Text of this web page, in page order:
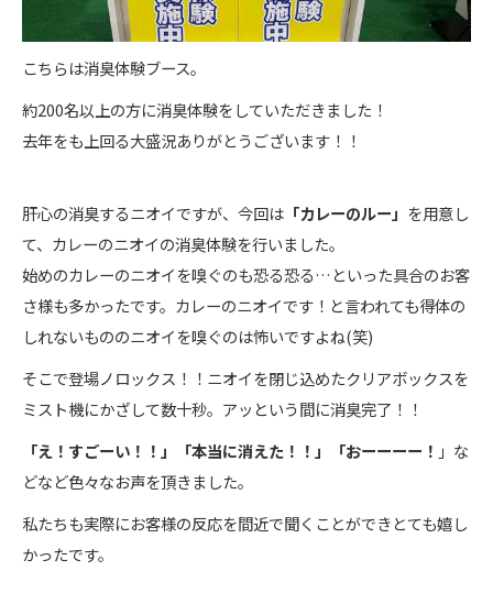
こちらは消臭体験ブース。
約200名以上の方に消臭体験をしていただきました！
去年をも上回る大盛況ありがとうございます！！
肝心の消臭するニオイですが、今回は 「カレーのルー」 を用意し
て、カレーのニオイの消臭体験を行いました。
始めのカレーのニオイを嗅ぐのも恐る恐る…といった具合のお客
さ様も多かったです。カレーのニオイです！と言われても得体の
しれないもののニオイを嗅ぐのは怖いですよね(笑)
そこで登場ノロックス！！ニオイを閉じ込めたクリアボックスを
ミスト機にかざして数十秒。アッという間に消臭完了！！
「え！すごーい！！」「本当に消えた！！」「おーーーー！ 」な
どなど色々なお声を頂きました。
私たちも実際にお客様の反応を間近で聞くことができとても嬉し
かったです。